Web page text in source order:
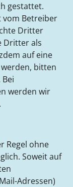
gestattet.
vom Betreiber
Dritter
Dritter als
auf eine
bitten
werden wir
Regel ohne
Soweit auf
Adressen)